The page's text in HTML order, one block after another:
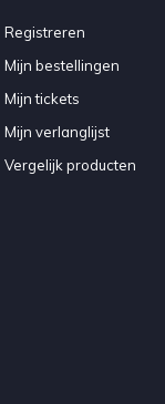
Registreren
Mijn bestellingen
Mijn tickets
Mijn verlanglijst
Vergelijk producten